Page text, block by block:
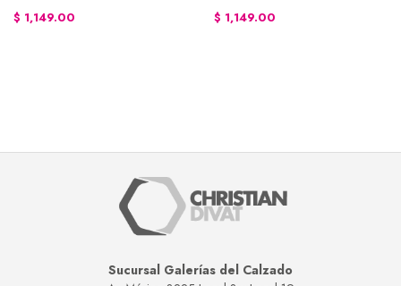
$ 1,149.00 $ 1,149.00
Sucursal Galerías del Calzado